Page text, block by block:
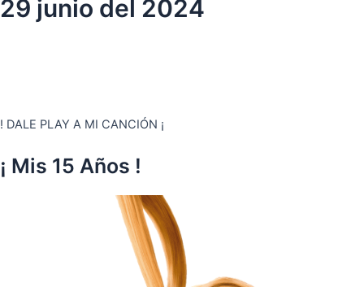
29 junio del 2024
! DALE PLAY A MI CANCIÓN ¡
¡ Mis 15 Años !